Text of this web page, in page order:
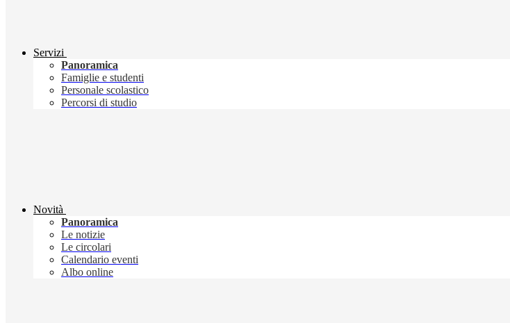
Servizi
Panoramica
Famiglie e studenti
Personale scolastico
Percorsi di studio
Novità
Panoramica
Le notizie
Le circolari
Calendario eventi
Albo online